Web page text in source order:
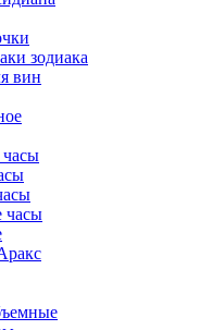
зодиака
вин
часы